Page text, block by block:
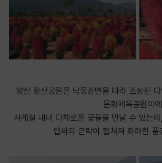
양산 황산공원은 낙동강변을 따라 조성된
문화체육공원이
사계절 내내 다채로운 꽃들을 만날 수 있는
댑싸리 군락이 펼쳐져 화려한 풍